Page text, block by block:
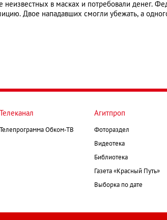
в масках и потребовали денег.
Двое нападавших смогли убежать, а
Телеканал
Телепрограмма Обком-ТВ
Агитпроп
Фотораздел
Видеотека
Библиотека
Газета «Красный Путь»
Выборка по дате